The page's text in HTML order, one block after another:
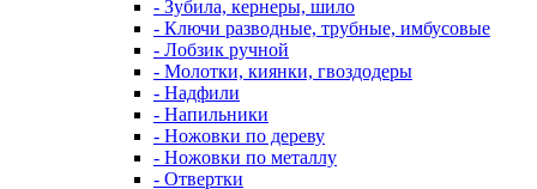
- Зубила, кернеры, шило
- Ключи разводные, трубные, имбусовые
- Лобзик ручной
- Молотки, киянки, гвоздодеры
- Надфили
- Напильники
- Ножовки по дереву
- Ножовки по металлу
- Отвертки